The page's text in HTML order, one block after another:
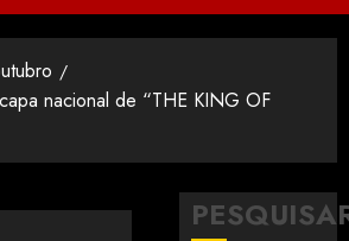
nacional de “THE KING OF